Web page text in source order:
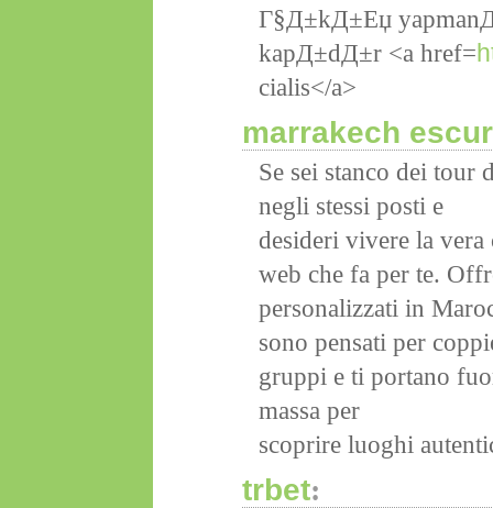
Г§Д±kД±Еџ
kapД±dД±r <a href=
cialis</a>
marrakech
Se sei stanco dei tour
negli stessi posti e
desideri vivere la
web che fa per te.
personalizzati in
sono pensati per
gruppi e ti portano
massa per
scoprire luoghi
trbet: